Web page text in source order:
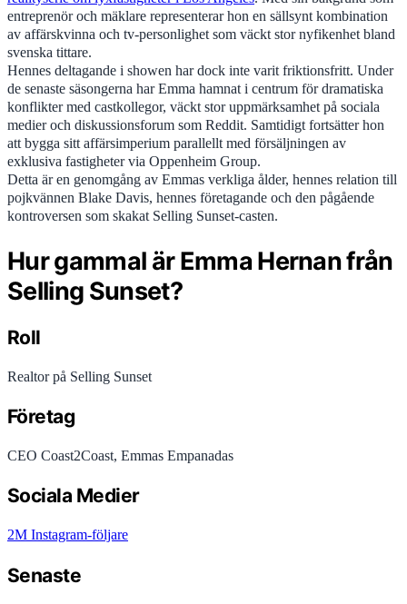
entreprenör och mäklare representerar hon en sällsynt kombination
av affärskvinna och tv-personlighet som väckt stor nyfikenhet bland
svenska tittare.
Hennes deltagande i showen har dock inte varit friktionsfritt. Under
de senaste säsongerna har Emma hamnat i centrum för dramatiska
konflikter med castkollegor, väckt stor uppmärksamhet på sociala
medier och diskussionsforum som Reddit. Samtidigt fortsätter hon
att bygga sitt affärsimperium parallellt med försäljningen av
exklusiva fastigheter via Oppenheim Group.
Detta är en genomgång av Emmas verkliga ålder, hennes relation till
pojkvännen Blake Davis, hennes företagande och den pågående
kontroversen som skakat Selling Sunset-casten.
Hur gammal är Emma Hernan från
Selling Sunset?
Roll
Realtor på Selling Sunset
Företag
CEO Coast2Coast, Emmas Empanadas
Sociala Medier
2M Instagram-följare
Senaste